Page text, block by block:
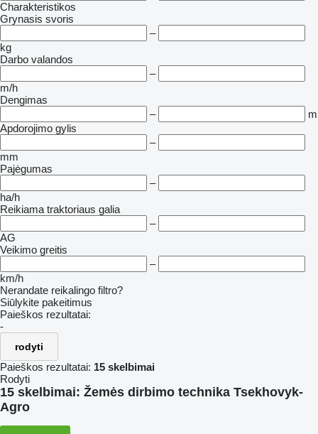
Charakteristikos
Grynasis svoris
–
kg
Darbo valandos
–
m/h
Dengimas
–
m
Apdorojimo gylis
–
mm
Pajėgumas
–
ha/h
Reikiama traktoriaus galia
–
AG
Veikimo greitis
–
km/h
Nerandate reikalingo filtro?
Siūlykite pakeitimus
Paieškos rezultatai:
-
rodyti
Paieškos rezultatai: 15 skelbimai
Rodyti
15 skelbimai: Žemės dirbimo technika Tsekhovyk-
Agro